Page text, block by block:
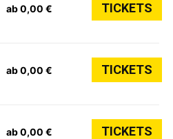
ab 0,00 € TICKETS
ab 0,00 € TICKETS
ab 0,00 € TICKETS